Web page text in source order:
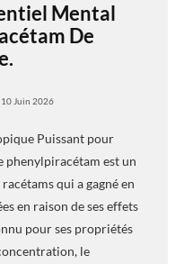
Mental
De
10 Juin 2026
Puissant pour
est un
qui a gagné en
en raison de ses effets
pour ses propriétés
le